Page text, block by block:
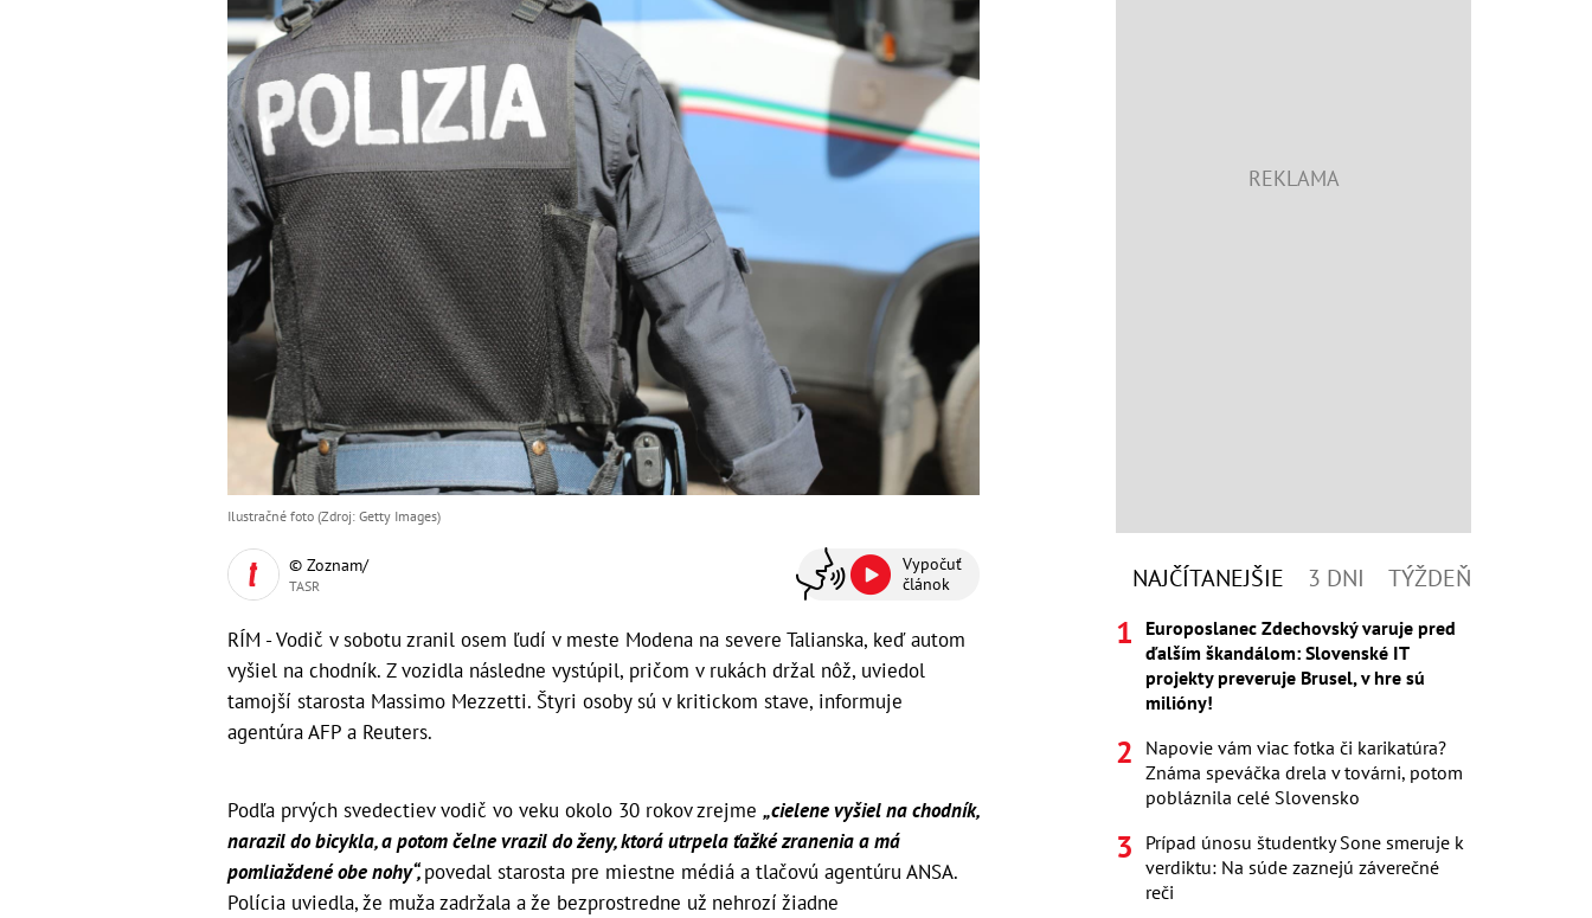
Ilustračné foto (Zdroj: Getty Images)
© Zoznam/
TASR
Vypočuť
článok
RÍM - Vodič v sobotu zranil osem ľudí v meste Modena na severe Talianska, keď autom
vyšiel na chodník. Z vozidla následne vystúpil, pričom v rukách držal nôž, uviedol
tamojší starosta Massimo Mezzetti. Štyri osoby sú v kritickom stave, informuje
agentúra AFP a Reuters.
Podľa prvých svedectiev vodič vo veku okolo 30 rokov zrejme „cielene vyšiel na chodník,
narazil do bicykla, a potom čelne vrazil do ženy, ktorá utrpela ťažké zranenia a má
pomliaždené obe nohy“,povedal starosta pre miestne médiá a tlačovú agentúru ANSA.
Polícia uviedla, že muža zadržala a že bezprostredne už nehrozí žiadne
NAJČÍTANEJŠIE 3 DNI TÝŽDEŇ
Europoslanec Zdechovský varuje pred
ďalším škandálom: Slovenské IT
projekty preveruje Brusel, v hre sú
milióny!
Napovie vám viac fotka či karikatúra?
Známa speváčka drela v továrni, potom
pobláznila celé Slovensko
Prípad únosu študentky Sone smeruje k
verdiktu: Na súde zaznejú záverečné
reči